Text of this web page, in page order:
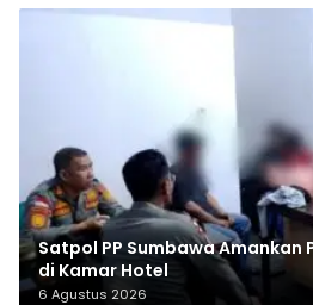
Satpol PP Sumbawa Amankan
di Kamar Hotel
6 Agustus 2026